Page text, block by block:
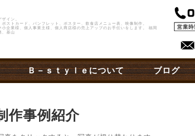
イン。
ストカード、パンフレット、ポスター、飲食店メニュー表、映像制作。
小企業様、個人事業主様、個人商店様の売上アップのお手伝いをします。 福岡
、基山
Ｂ－ｓｔｙｌｅについて ブログ
作事例紹介